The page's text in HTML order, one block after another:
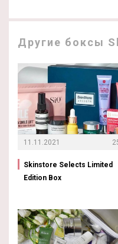
Другие боксы
11.11.2021
Skinstore Selects Limited
Edition Box